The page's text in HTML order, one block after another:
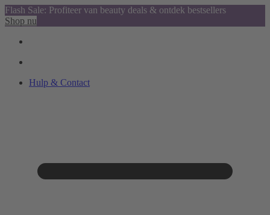
Flash Sale: Profiteer van beauty deals & ontdek bestsellers
Shop nu
Hulp & Contact